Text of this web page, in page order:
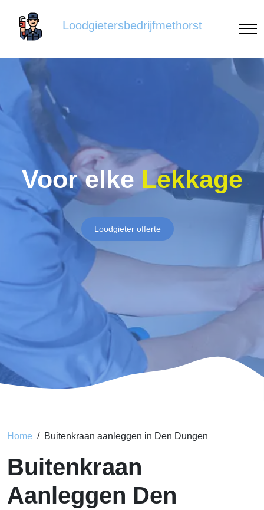
Loodgietersbedrijfmethorst
Voor elke Lekkage
Loodgieter offerte
Home Buitenkraan aanleggen in Den Dungen
Buitenkraan
Aanleggen Den